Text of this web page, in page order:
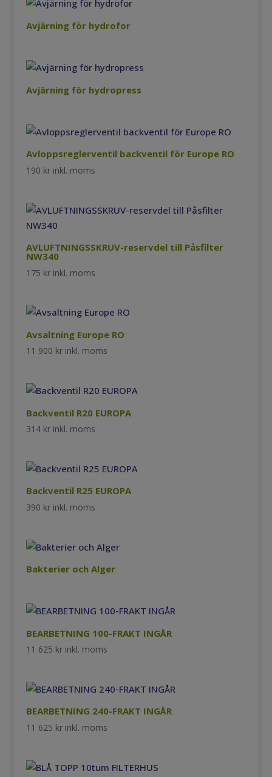
Avjärning för hydrofor
Avjärning för hydropress
Avloppsreglerventil backventil för Europe RO
190 kr inkl. moms
AVLUFTNINGSSKRUV-reservdel till Påsfilter
NW340
175 kr inkl. moms
Avsaltning Europe RO
11 900 kr inkl. moms
Backventil R20 EUROPA
314 kr inkl. moms
Backventil R25 EUROPA
390 kr inkl. moms
Bakterier och Alger
BEARBETNING 100-FRAKT INGÅR
11 625 kr inkl. moms
BEARBETNING 240-FRAKT INGÅR
11 625 kr inkl. moms